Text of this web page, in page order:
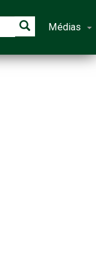
Médias